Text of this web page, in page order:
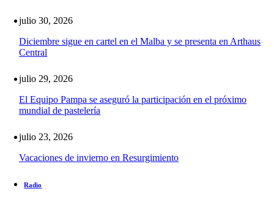
julio 30, 2026
Diciembre sigue en cartel en el Malba y se presenta en Arthaus
Central
julio 29, 2026
El Equipo Pampa se aseguró la participación en el próximo
mundial de pastelería
julio 23, 2026
Vacaciones de invierno en Resurgimiento
Radio